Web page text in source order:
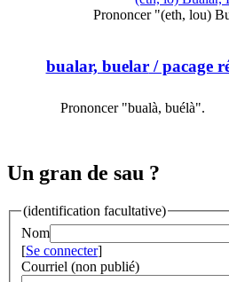
Prononcer "(eth, lou)
bualar, buelar/ pacage
Prononcer "bualà, buélà".
Un gran de sau ?
(identification facultative)
Nom
[Se connecter]
Courriel (non publié)